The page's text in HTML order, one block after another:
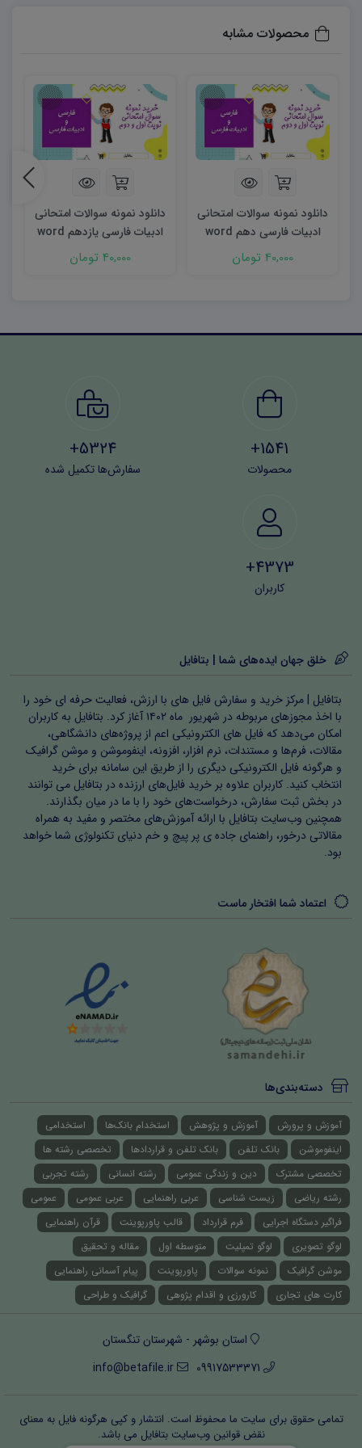
محصولات مشابه
دانلود نمونه سوالات امتحانی
ادبیات فارسی دهم word
(نوبت دوم)
40,000 تومان
دانلود نمونه سوالات امتحانی
ادبیات فارسی یازدهم word
(نوبت دوم)
40,000 تومان
1541+
محصولات
5324+
سفارش‌ها تکمیل شده
4373+
کاربران
خلق جهان ایده‌های شما | بتافایل
بتافایل | مرکز خرید و سفارش فایل های با ارزش، فعالیت حرفه ای خود را
با اخذ مجوزهای مربوطه در شهریور ماه ۱۴۰۲ آغاز کرد. بتافایل به کاربران
امکان می‌دهد که فایل های الکترونیکی اعم از پروژه‌های دانشگاهی،
مقالات، فرم‌ها و مستندات، نرم افزار، افزونه، اینفوموشن و موشن گرافیک
و هرگونه فایل الکترونیکی دیگری را از طریق این سامانه برای خرید
انتخاب کنید. کاربران علاوه بر خرید فایل‌های ارزنده در بتافایل می توانند
در بخش ثبت سفارش، درخواست‌های خود را با ما در میان بگذارند.
همچنین وب‌سایت بتافایل با ارائه آموزش‌های مختصر و مفید به همراه
مقالاتی درخور، راهنمای جاده ی پر پیچ و خم دنیای تکنولوژی شما خواهد
بود.
اعتماد شما افتخار ماست
دسته‌بندی‌ها
آموزش و پرورش آموزش و پژوهش استخدام بانک‌ها
استخدامی
اینفوموشن
بانک تلفن بانک تلفن و قراردادها
تخصصی رشته ها
تخصصی مشترک
دین و زندگی عمومی رشته انسانی
رشته تجربی
رشته ریاضی
زیست شناسی عربی راهنمایی عربی عمومی
عمومی
فراگیر دستگاه اجرایی
فرم قرارداد قالب پاورپوینت
قرآن راهنمایی
لوگو تصویری
لوگو تمپلیت متوسطه اول
مقاله و تحقیق
موشن گرافیک
نمونه سوالات پاورپوینت
پیام آسمانی راهنمایی
کارت های تجاری
کارورزی و اقدام پژوهی گرافیک و طراحی
استان بوشهر - شهرستان تنگستان
09917533371
info@betafile.ir
تمامی حقوق برای سایت ما محفوظ است. انتشار و کپی هرگونه فایل‌ به معنای
نقض قوانین وب‌سایت بتافایل می باشد.